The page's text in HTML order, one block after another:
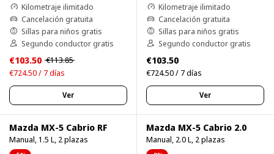
Kilometraje ilimitado
Cancelación gratuita
Sillas para niños gratis
Segundo conductor gratis
€103.50 €113.85
€724.50 / 7 días
Ver
Kilometraje ilimitado
Cancelación gratuita
Sillas para niños gratis
Segundo conductor gratis
€103.50
€724.50 / 7 días
Ver
Mazda MX-5 Cabrio RF
Manual, 1.5 L, 2 plazas
Mazda MX-5 Cabrio 2.0
Manual, 2.0 L, 2 plazas